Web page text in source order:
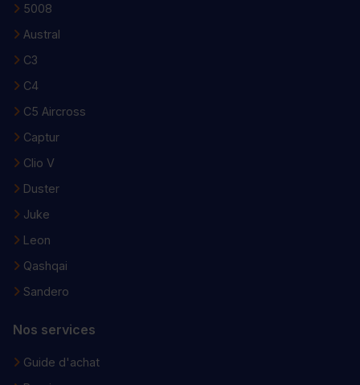
5008
Austral
C3
C4
C5 Aircross
Captur
Clio V
Duster
Juke
Leon
Qashqai
Sandero
Nos services
Guide d'achat